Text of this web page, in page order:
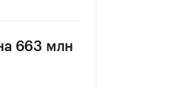
663 млн